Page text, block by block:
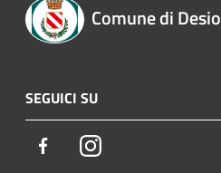
Comune di Desio
SEGUICI SU
FacebookInstagram